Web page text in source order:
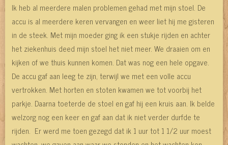
Ik heb al meerdere malen problemen gehad met mijn stoel. De
accu is al meerdere keren vervangen en weer liet hij me gisteren
in de steek. Met mijn moeder ging ik een stukje rijden en achter
het ziekenhuis deed mijn stoel het niet meer. We draaien om en
kijken of we thuis kunnen komen. Dat was nog een hele opgave.
De accu gaf aan leeg te zijn, terwijl we met een volle accu
vertrokken. Met horten en stoten kwamen we tot voorbij het
parkje. Daarna toeterde de stoel en gaf hij een kruis aan. Ik belde
welzorg nog een keer en gaf aan dat ik niet verder durfde te
rijden. Er werd me toen gezegd dat ik 1 uur tot 1 1/2 uur moest